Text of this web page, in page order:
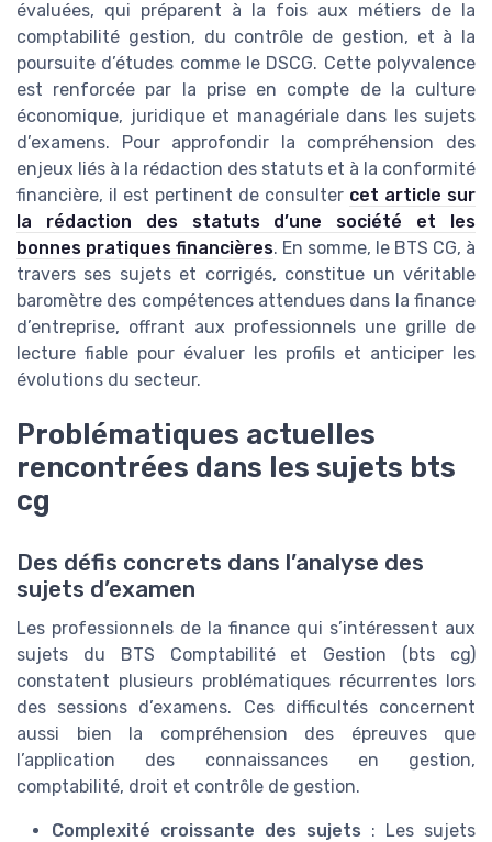
évaluées, qui préparent à la fois aux métiers de la
comptabilité gestion, du contrôle de gestion, et à la
poursuite d’études comme le DSCG. Cette polyvalence
est renforcée par la prise en compte de la culture
économique, juridique et managériale dans les sujets
d’examens. Pour approfondir la compréhension des
enjeux liés à la rédaction des statuts et à la conformité
financière, il est pertinent de consulter cet article sur
la rédaction des statuts d’une société et les
bonnes pratiques financières. En somme, le BTS CG, à
travers ses sujets et corrigés, constitue un véritable
baromètre des compétences attendues dans la finance
d’entreprise, offrant aux professionnels une grille de
lecture fiable pour évaluer les profils et anticiper les
évolutions du secteur.
Problématiques actuelles
rencontrées dans les sujets bts
cg
Des défis concrets dans l’analyse des
sujets d’examen
Les professionnels de la finance qui s’intéressent aux
sujets du BTS Comptabilité et Gestion (bts cg)
constatent plusieurs problématiques récurrentes lors
des sessions d’examens. Ces difficultés concernent
aussi bien la compréhension des épreuves que
l’application des connaissances en gestion,
comptabilité, droit et contrôle de gestion.
Complexité croissante des sujets : Les sujets